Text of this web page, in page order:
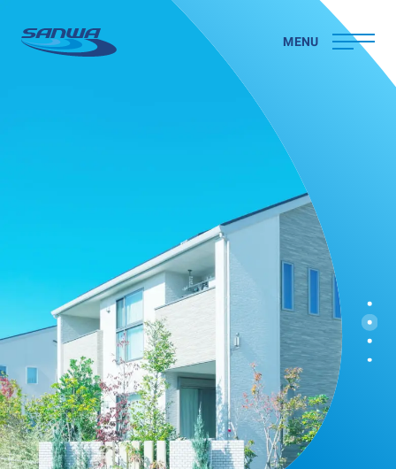
MENU
拠点一覧
取り組み
CSR
事業・サービス
外壁塗装
屋根塗装